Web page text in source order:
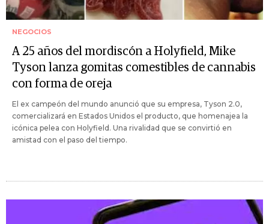
NEGOCIOS
A 25 años del mordiscón a Holyfield, Mike
Tyson lanza gomitas comestibles de cannabis
con forma de oreja
El ex campeón del mundo anunció que su empresa, Tyson 2.0,
comercializará en Estados Unidos el producto, que homenajea la
icónica pelea con Holyfield. Una rivalidad que se convirtió en
amistad con el paso del tiempo.